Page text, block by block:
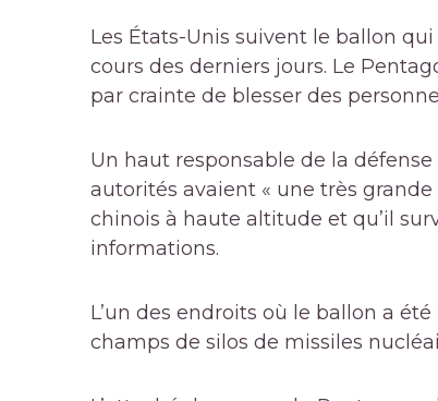
Les États-Unis suivent le ballon
cours des derniers jours. Le
par crainte de blesser des
Un haut responsable de la
autorités avaient « une très grande
chinois à haute altitude et qu’il
informations.
L’un des endroits où le ballon a
champs de silos de missiles